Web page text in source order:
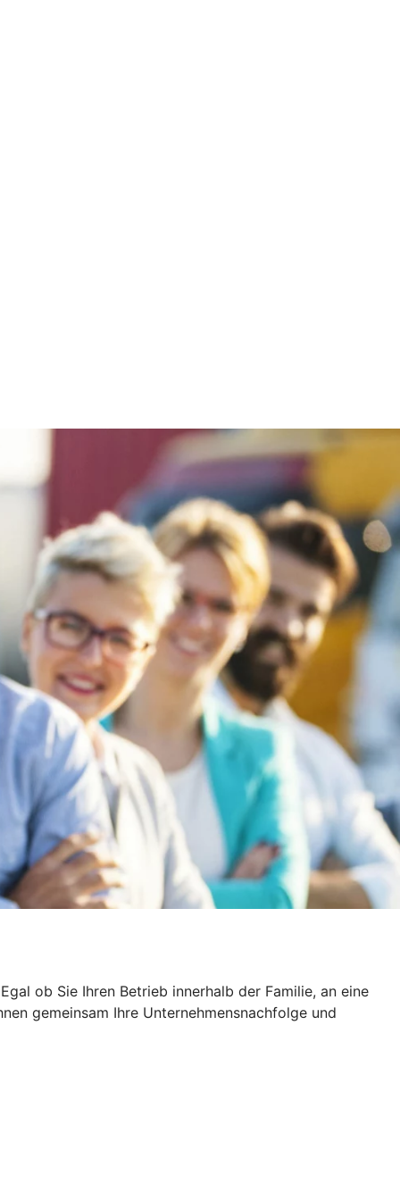
ob Sie Ihren Betrieb innerhalb der Familie, an eine
gemeinsam Ihre Unternehmensnachfolge und